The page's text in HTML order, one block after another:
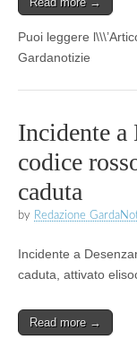
Puoi leggere
Gardanotizie
Incidente a
codice
caduta
by Redazione
Incidente a
caduta, attivato
Read more →